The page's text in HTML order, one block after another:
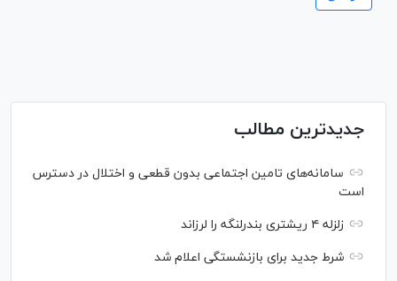
جدیدترین مطالب
سامانه‌های تامین اجتماعی بدون قطعی و اختلال در دسترس
است
زلزله ۴ ریشتری بندرلنگه را لرزاند
شرط جدید برای بازنشستگی اعلام شد